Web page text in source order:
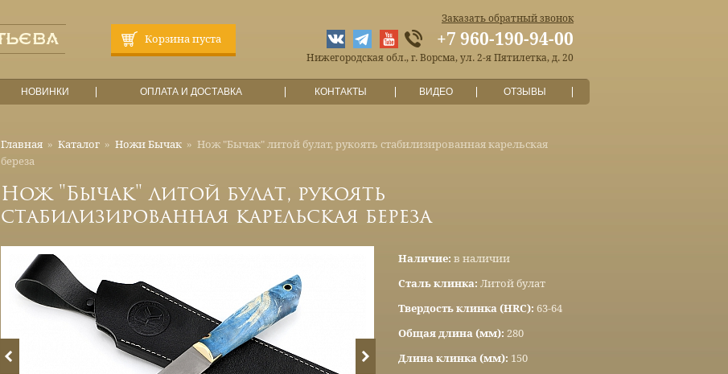
Корзина пуста
Заказать обратный звонок
+7 960-190-94-00
Нижегородская обл., г. Ворсма, ул. 2-я Пятилетка, д. 20
НОВИНКИ ОПЛАТА И ДОСТАВКА КОНТАКТЫ ВИДЕО ОТЗЫВЫ
Главная » Каталог » Ножи Бычак » Нож "Бычак" литой булат, рукоять стабилизированная карельская
береза
Нож "Бычак" литой булат, рукоять
стабилизированная карельская береза
Наличие: в наличии
Сталь клинка: Литой булат
Твердость клинка (HRC): 63-64
Общая длина (мм): 280
Длина клинка (мм): 150